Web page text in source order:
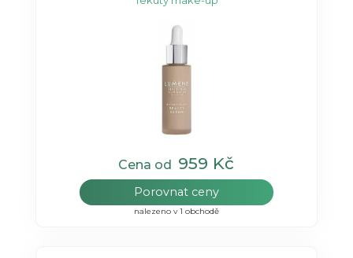
Cena od 959 Kč
Porovnat ceny
nalezeno v 1 obchodě